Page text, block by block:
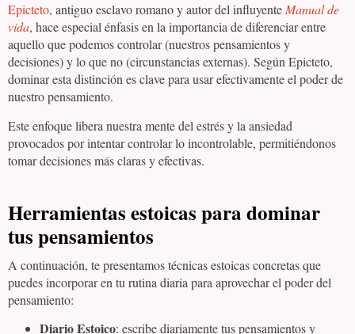
Epicteto, antiguo esclavo romano y autor del influyente Manual de
vida, hace especial énfasis en la importancia de diferenciar entre
aquello que podemos controlar (nuestros pensamientos y
decisiones) y lo que no (circunstancias externas). Según Epicteto,
dominar esta distinción es clave para usar efectivamente el poder de
nuestro pensamiento.
Este enfoque libera nuestra mente del estrés y la ansiedad
provocados por intentar controlar lo incontrolable, permitiéndonos
tomar decisiones más claras y efectivas.
Herramientas estoicas para dominar
tus pensamientos
A continuación, te presentamos técnicas estoicas concretas que
puedes incorporar en tu rutina diaria para aprovechar el poder del
pensamiento:
Diario Estoico: escribe diariamente tus pensamientos y